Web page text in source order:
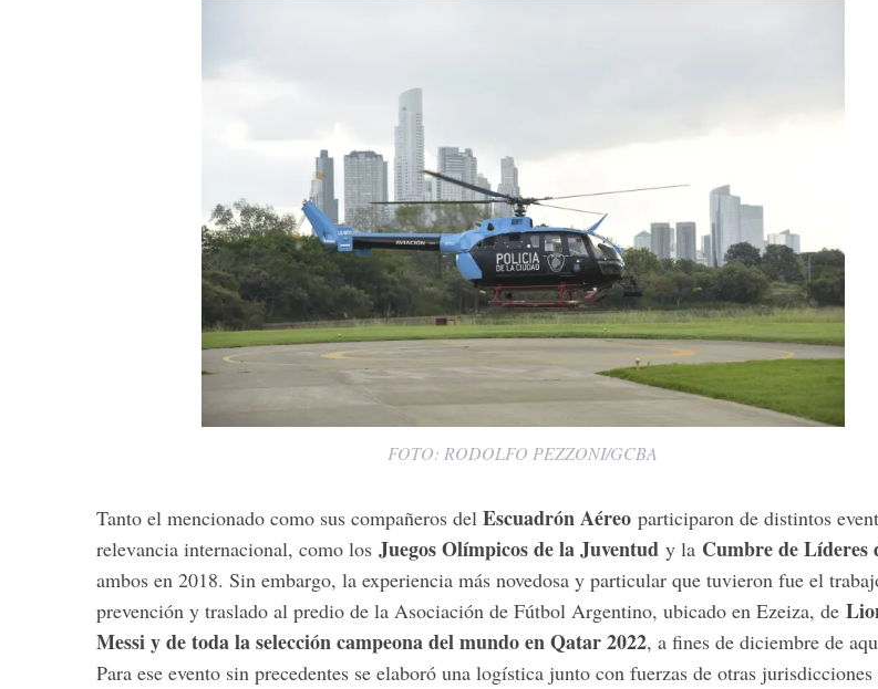
FOTO: RODOLFO PEZZONI/GCBA
Tanto el mencionado como sus compañeros del Escuadrón Aéreo participaron de distintos
relevancia internacional, como los Juegos Olímpicos de la Juventud y la Cumbre de Líderes
ambos en 2018. Sin embargo, la experiencia más novedosa y particular que tuvieron fue el
prevención y traslado al predio de la Asociación de Fútbol Argentino, ubicado en Ezeiza, de
Messi y de toda la selección campeona del mundo en Qatar 2022, a fines de diciembre de
Para ese evento sin precedentes se elaboró una logística junto con fuerzas de otras jurisdicciones